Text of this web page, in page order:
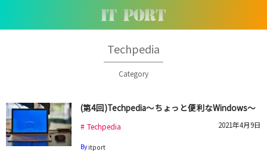
Techpedia
Category
(第4回)Techpedia～ちょっと便利なWindows～
Techpedia 2021年4月9日
Byitport